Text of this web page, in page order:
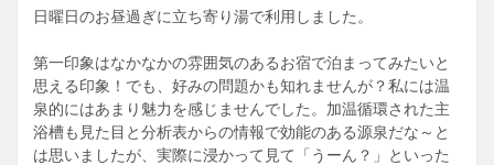
日曜日のお昼過ぎに立ち寄り湯で利用しました。
第一印象はなかなかの雰囲気のあるお宿で泊まってみたいと
思える印象！でも、好みの問題かも知れませんが？私には温
泉的にはあまり魅力を感じませんでした。加温循環された主
浴槽も見た目と分析表からの情報で効能のある源泉だな～と
は思いましたが、実際に浸かって見て「うーん？」といった